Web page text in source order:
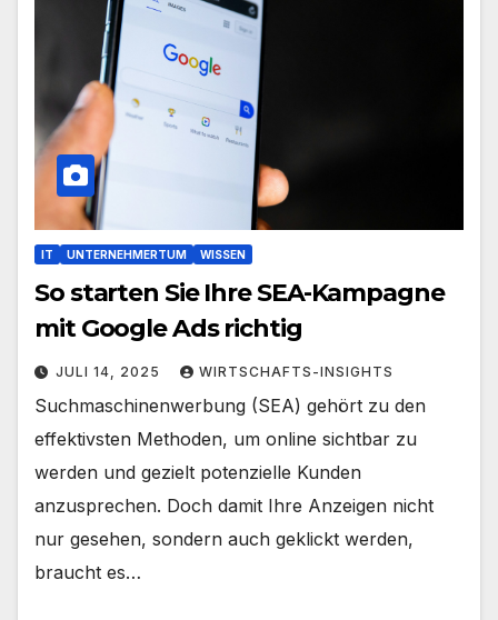
IT UNTERNEHMERTUM WISSEN
So starten Sie Ihre SEA-Kampagne
mit Google Ads richtig
JULI 14, 2025 WIRTSCHAFTS-INSIGHTS
Suchmaschinenwerbung (SEA) gehört zu den
effektivsten Methoden, um online sichtbar zu
werden und gezielt potenzielle Kunden
anzusprechen. Doch damit Ihre Anzeigen nicht
nur gesehen, sondern auch geklickt werden,
braucht es…